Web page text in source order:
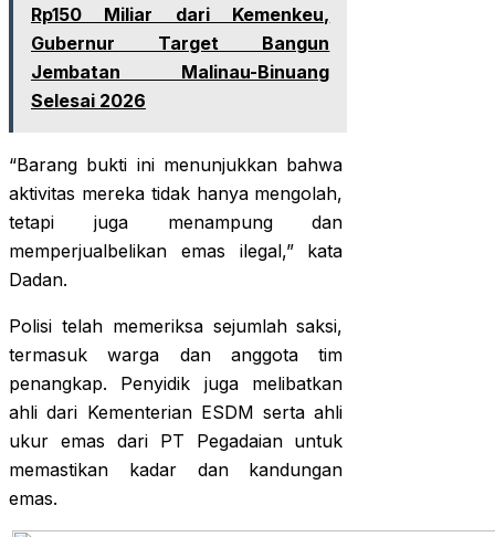
Rp150 Miliar dari Kemenkeu,
Gubernur Target Bangun
Jembatan Malinau-Binuang
Selesai 2026
“Barang bukti ini menunjukkan bahwa
aktivitas mereka tidak hanya mengolah,
tetapi juga menampung dan
memperjualbelikan emas ilegal,” kata
Dadan.
Polisi telah memeriksa sejumlah saksi,
termasuk warga dan anggota tim
penangkap. Penyidik juga melibatkan
ahli dari Kementerian ESDM serta ahli
ukur emas dari PT Pegadaian untuk
memastikan kadar dan kandungan
emas.